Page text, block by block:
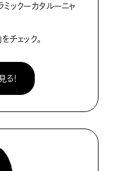
ミックーカタルーニャ
チェック。
る！